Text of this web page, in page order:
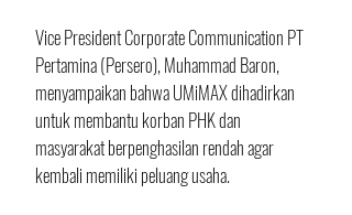
Vice President Corporate Communication PT
Pertamina (Persero), Muhammad Baron,
menyampaikan bahwa UMiMAX dihadirkan
untuk membantu korban PHK dan
masyarakat berpenghasilan rendah agar
kembali memiliki peluang usaha.